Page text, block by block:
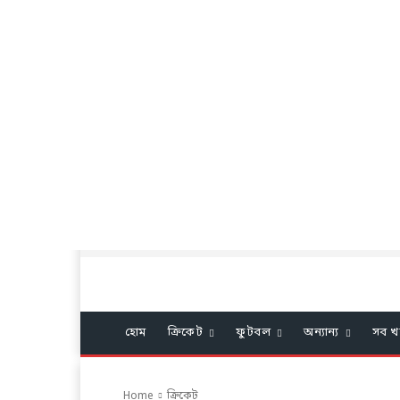
হোম ক্রিকেট ফুটবল অন্যান্য সব
Home ক্রিকেট